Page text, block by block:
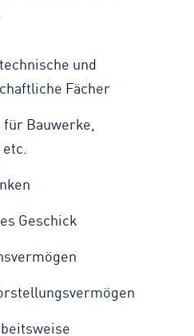
und
Fächer
für Bauwerke,
etc.
Geschick